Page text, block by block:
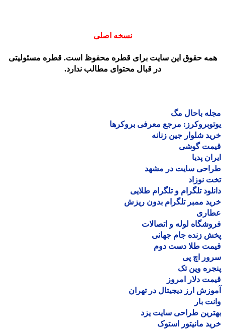
نسخه اصلی
حقوق این سایت برای قطره محفوظ است. قطره مسئولیتی
در قبال محتوای مطالب ندارد.
باحال مگ
مرجع معرفی بروکرها
شلوار جین زنانه
گوشی
پدیا
سایت در مشهد
نوزاد
تلگرام و تلگرام طلایی
ممبر تلگرام بدون ریزش
لوله و اتصالات
زنده جام جهانی
طلا دست دوم
اچ پی
وین تک
دلار امروز
ارز دیجیتال در تهران
بار
طراحی سایت یزد
مانیتور استوک